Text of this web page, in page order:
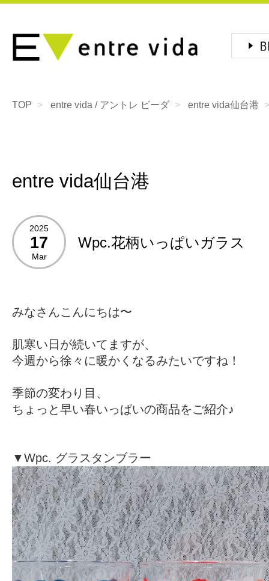
TOP entre vida / アントレ ビーダ entre vida仙台港
entre vida仙台港
2025
17
Mar
Wpc.花柄いっぱいガラス
みなさんこんにちは〜
肌寒い日が続いてますが、
今週から徐々に暖かくなるみたいですね！
季節の変わり目、
ちょっと早い春いっぱいの商品をご紹介♪
▼Wpc. グラスタンブラー